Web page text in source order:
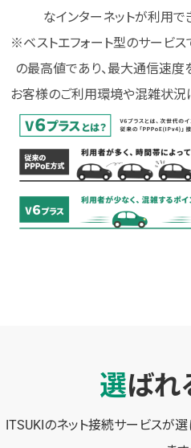
なインターネットが利用で
※ベストエフォート型のサービス
の最高値であり、最大通信速度
お客様のご利用環境や混雑状況
選ば
ITSUKIのネット接続サービスが